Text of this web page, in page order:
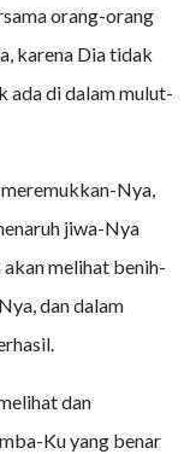
orang-orang
karena Dia tidak
ada di dalam mulut-
Nya,
jiwa-Nya
akan melihat benih-
dan dalam
dan
Ku yang benar